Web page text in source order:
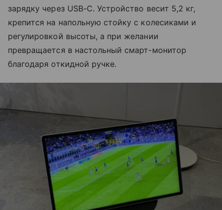
зарядку через USB-C. Устройство весит 5,2 кг,
крепится на напольную стойку с колесиками и
регулировкой высоты, а при желании
превращается в настольный смарт-монитор
благодаря откидной ручке.